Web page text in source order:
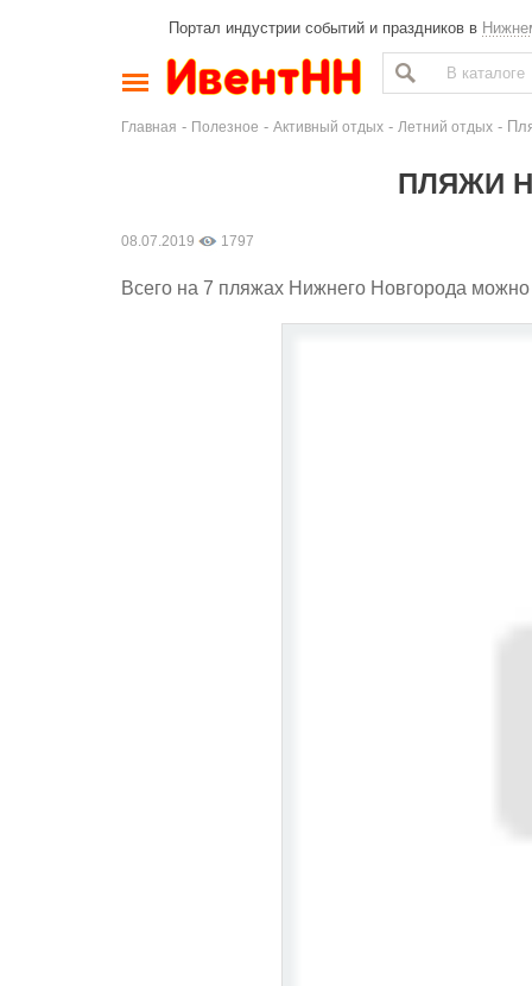
Портал индустрии событий и праздников в
Главная - Полезное - Активный отдых - Летний отдых -
ПЛЯЖИ
08.07.2019 1797
Всего на 7 пляжах Нижнего Новгорода можно